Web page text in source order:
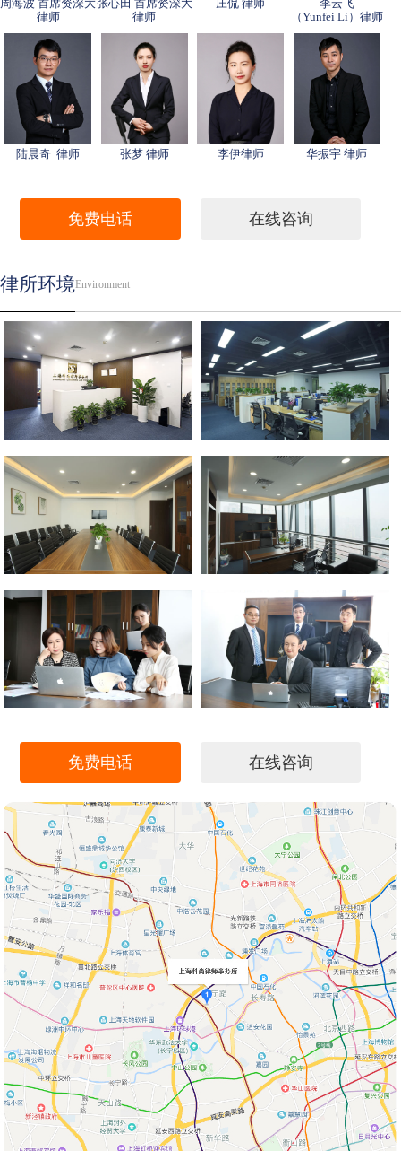
周海波 首席资深大
律师
张心田 首席资深大
律师
庄侃 律师
李云飞
（Yunfei Li）律师
陆晨奇 律师 张梦 律师 李伊律师 华振宇 律师
免费电话 在线咨询
律所环境Environment
免费电话 在线咨询